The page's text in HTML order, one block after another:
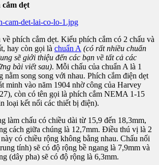
dẹt
phích cắm dẹt. Kiểu phích cắm có 2 chấu và
hay còn gọi là chuẩn A (có rất nhiều chuẩn
sẽ giới thiệu đến các bạn về tất cả các
bài viết sau). Mỗi chấu của chuẩn A là 1
nằm song song với nhau. Phích cắm điện dẹt
minh vào năm 1904 nhờ công của Harvey
còn có tên gọi là phích cắm NEMA 1-15
loại kết nối các thiết bị điện).
làm chấu có chiều dài từ 15,9 đến 18,3mm,
cách giữa chúng là 12,7mm. Điều thú vị là 2
có chiều rộng không bằng nhau. Chấu nối
tính) sẽ có độ rộng bề ngang là 7,9mm và
(dây pha) sẽ có độ rộng là 6,3mm.